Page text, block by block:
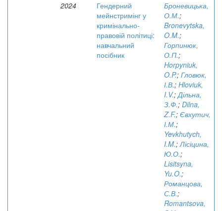
2024
Гендерний
мейнстримінг у
кримінально-
правовій політиці:
навчальний
посібник
Броневицька,
О.М.;
Bronevytska,
O.M.;
Горпинюк,
О.П.;
Horpyniuk,
O.P.; Гловюк,
І.В.; Hloviuk,
I.V.;Дільна,
З.Ф.; Dilna,
Z.F.; Євхутич,
І.М.;
Yevkhutych,
I.M.;Лісіцина,
Ю.О.;
Lisitsyna,
Yu.O.;
Романцова,
С.В.;
Romantsova,